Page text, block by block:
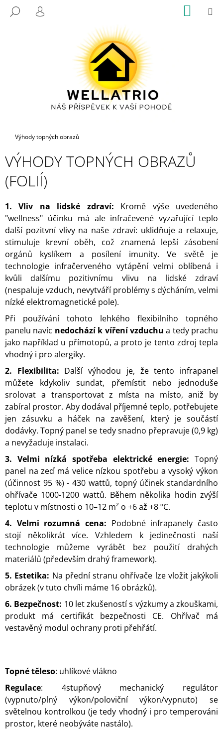
HLEDAT
PŘIHLÁŠENÍ KOŠÍK
Domů
Výhody topných obrazů
VÝHODY TOPNÝCH OBRAZŮ
(FOLIÍ)
1. Vliv na lidské zdraví: Kromě výše uvedeného
"wellness" účinku má ale infračevené vyzařující teplo
další pozitvní vlivy na naše zdraví: uklidňuje a relaxuje,
stimuluje krevní oběh, což znamená lepší zásobení
orgánů kyslíkem a posílení imunity. Ve světě je
technologie infračerveného vytápění velmi oblíbená i
kvůli dalšímu pozitivnímu vlivu na lidské zdraví
(nespaluje vzduch, nevytváří problémy s dýcháním, velmi
nízké elektromagnetické pole).
Při používání tohoto lehkého flexibilního topného
panelu navíc nedochází k víření vzduchu a tedy prachu
jako například u přímotopů, a proto je tento zdroj tepla
vhodný i pro alergiky.
2. Flexibilita: Další výhodou je, že tento infrapanel
můžete kdykoliv sundat, přemístit nebo jednoduše
srolovat a transportovat z místa na místo, aniž by
zabíral prostor. Aby dodával příjemné teplo, potřebujete
jen zásuvku a háček na zavěšení, který je součástí
dodávky. Topný panel se tedy snadno přepravuje (0,9 kg)
a nevyžaduje instalaci.
3. Velmi nízká spotřeba elektrické energie: Topný
panel na zeď má velice nízkou spotřebu a vysoký výkon
(účinnost 95 %) - 430 wattů, topný účinek standardního
ohřívače 1000-1200 wattů. Během několika hodin zvýší
teplotu v místnosti o 10–12 m² o +6 až +8 ºC.
4. Velmi rozumná cena: Podobné infrapanely často
stojí několikrát více. Vzhledem k jedinečnosti naší
technologie můžeme vyrábět bez použití drahých
materiálů (především drahý framework).
5. Estetika: Na přední stranu ohřívače lze vložit jakýkoli
obrázek (v tuto chvíli máme 16 obrázků).
6. Bezpečnost: 10 let zkušeností s výzkumy a zkouškami,
produkt má certifikát bezpečnosti CE. Ohřívač má
vestavěný modul ochrany proti přehřátí.
Topné těleso: uhlíkové vlákno
Regulace: 4stupňový mechanický regulátor
(vypnuto/plný výkon/poloviční výkon/vypnuto) se
světelnou kontrolkou (je tedy vhodný i pro temperováni
prostor, které neobýváte nastálo).
E
U
J
E
E
N
A
J
Í
T
?
HLEDAT
D
O
P
O
R
U
Č
U
E
M
E
VODOPÁD
178
Kč